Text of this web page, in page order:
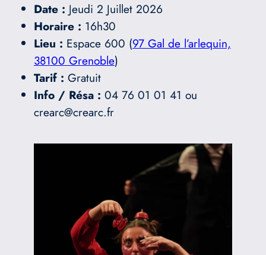
Date : Jeudi 2 Juillet 2026
Horaire : 16h30
Lieu : Espace 600 (97 Gal de l’arlequin,
38100 Grenoble)
Tarif : Gratuit
Info / Résa : 04 76 01 01 41 ou
crearc@crearc.fr